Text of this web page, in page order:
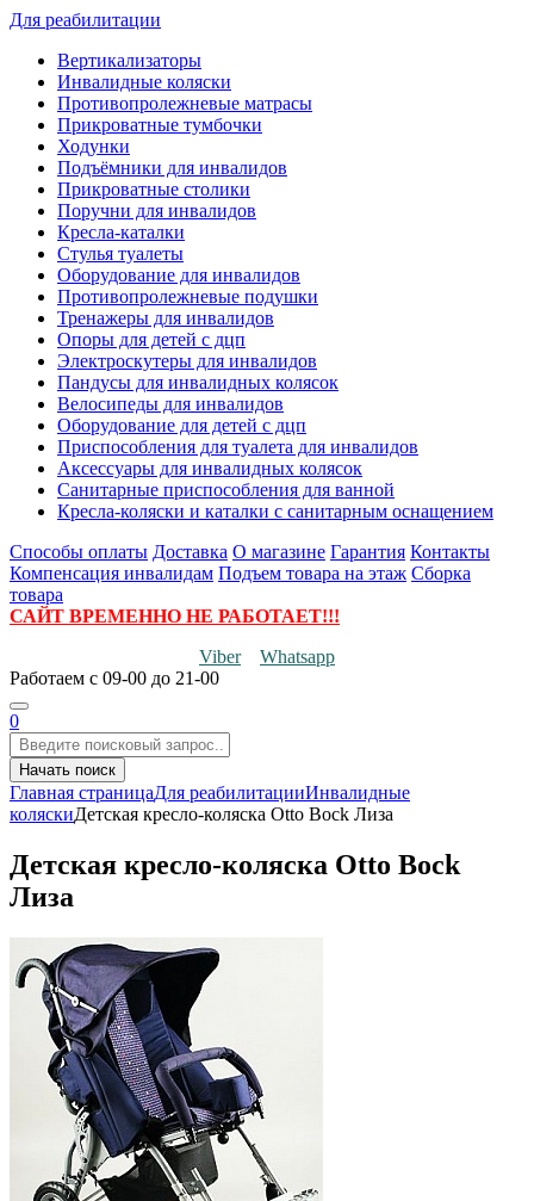
Для реабилитации
Вертикализаторы
Инвалидные коляски
Противопролежневые матрасы
Прикроватные тумбочки
Ходунки
Подъёмники для инвалидов
Прикроватные столики
Поручни для инвалидов
Кресла-каталки
Стулья туалеты
Оборудование для инвалидов
Противопролежневые подушки
Тренажеры для инвалидов
Опоры для детей с дцп
Электроскутеры для инвалидов
Пандусы для инвалидных колясок
Велосипеды для инвалидов
Оборудование для детей с дцп
Приспособления для туалета для инвалидов
Аксессуары для инвалидных колясок
Санитарные приспособления для ванной
Кресла-коляски и каталки с санитарным оснащением
Способы оплаты Доставка О магазине Гарантия Контакты
Компенсация инвалидам Подъем товара на этаж Сборка
товара
САЙТ ВРЕМЕННО НЕ РАБОТАЕТ!!!
Viber
Whatsapp
Работаем с 09-00 до 21-00
0
Начать поиск
Главная страницаДля реабилитацииИнвалидные
коляскиДетская кресло-коляска Otto Bock Лиза
Детская кресло-коляска Otto Bock
Лиза